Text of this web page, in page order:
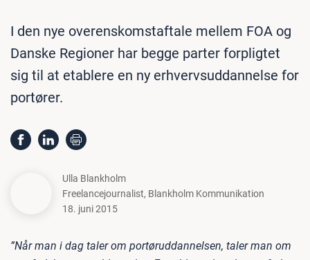
I den nye overenskomstaftale mellem FOA og
Danske Regioner har begge parter forpligtet
sig til at etablere en ny erhvervsuddannelse for
portører.
Ulla Blankholm
Freelancejournalist, Blankholm Kommunikation
18. juni 2015
”Når man i dag taler om portøruddannelsen, taler man om